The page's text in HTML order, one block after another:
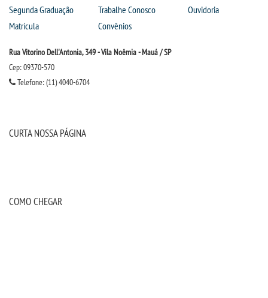
Segunda Graduação
Matrícula
Trabalhe Conosco
Convênios
Ouvidoria
Rua Vitorino Dell'Antonia, 349 - Vila Noêmia - Mauá / SP
Cep: 09370-570
Telefone: (11) 4040-6704
CURTA NOSSA PÁGINA
COMO CHEGAR